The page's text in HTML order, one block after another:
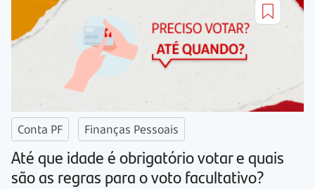
Conta PF Finanças Pessoais
Até que idade é obrigatório votar e quais
são as regras para o voto facultativo?